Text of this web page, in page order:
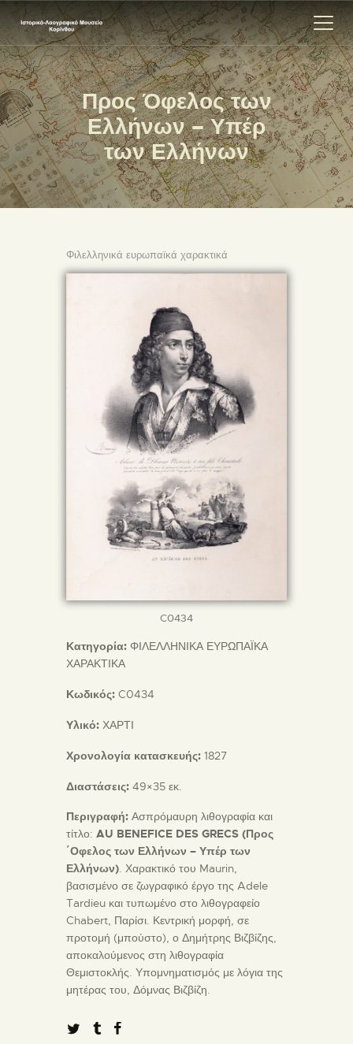
Προς Όφελος των
Ελλήνων – Υπέρ
των Ελλήνων
ΑΡΧΙΚΗ
ΕΚΘΕΣΗ
ΣΧΕΤΙΚΑ
ΕΠΙΚΟΙΝΩΝΊΑ
Φιλελληνικά ευρωπαϊκά χαρακτικά
C0434
Κατηγορία: ΦΙΛΕΛΛΗΝΙΚΑ ΕΥΡΩΠΑΪΚΑ
ΧΑΡΑΚΤΙΚΑ
Κωδικός: C0434
Υλικό: ΧΑΡΤΙ
Χρονολογία κατασκευής: 1827
Διαστάσεις: 49×35 εκ.
Περιγραφή: Ασπρόμαυρη λιθογραφία και
τίτλο: AU BENEFICE DES GRECS (Προς
΄Οφελος των Ελλήνων – Υπέρ των
Ελλήνων). Χαρακτικό του Maurin,
βασισμένο σε ζωγραφικό έργο της Adele
Tardieu και τυπωμένο στο λιθογραφείο
Chabert, Παρίσι. Κεντρική μορφή, σε
προτομή (μπούστο), ο Δημήτρης Βιζβίζης,
αποκαλούμενος στη λιθογραφία
Θεμιστοκλής. Υπομνηματισμός με λόγια της
μητέρας του, Δόμνας Βιζβίζη.